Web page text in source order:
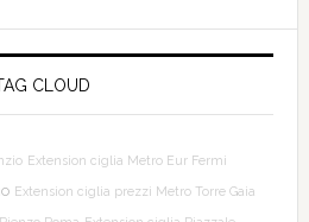
CLOUD
Extension ciglia Metro Eur Fermi
Extension ciglia prezzi Metro Torre Gaia